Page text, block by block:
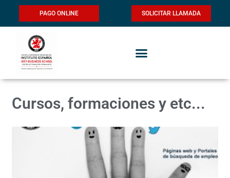
SOLICITAR LLAMADA
PAGO ONLINE
Cursos, formaciones y etc...